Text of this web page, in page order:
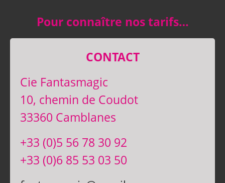
Pour connaître nos tarifs…
CONTACT
Cie Fantasmagic
10, chemin de Coudot
33360 Camblanes
+33 (0)5 56 78 30 92
+33 (0)6 85 53 03 50